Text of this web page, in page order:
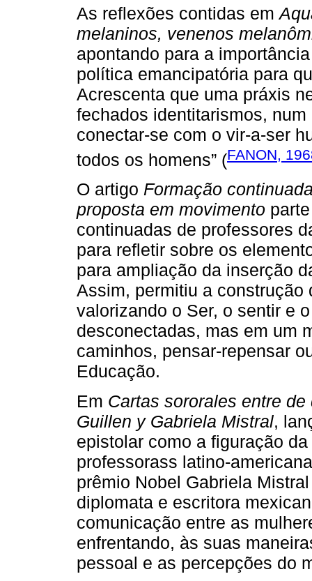
As reflexões contidas em
melaninos, venenos
apontando para a
política emancipatória para
Acrescenta que uma práxis
fechados identitarismos,
conectar-se com o vir-a-ser
todos os homens” (FANON,
O artigo Formação
proposta em movimento
continuadas de professores
para refletir sobre os
para ampliação da inserção
Assim, permitiu a construção
valorizando o Ser, o sentir e
desconectadas, mas em um
caminhos, pensar-repensar
Educação.
Em Cartas sororales entre
Guillen y Gabriela Mistral,
epistolar como a figuração
professorass latino-
prêmio Nobel Gabriela
diplomata e escritora
comunicação entre as
enfrentando, às suas
pessoal e as percepções do